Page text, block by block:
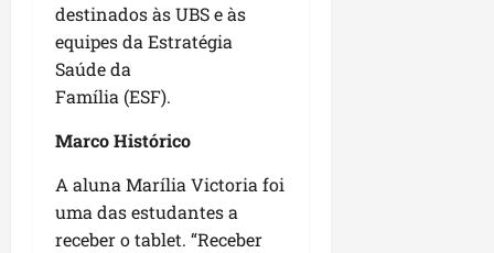
destinados às UBS e às
equipes da Estratégia
Saúde da
Família (ESF).
Marco Histórico
A aluna Marília Victoria foi
uma das estudantes a
receber o tablet. “Receber